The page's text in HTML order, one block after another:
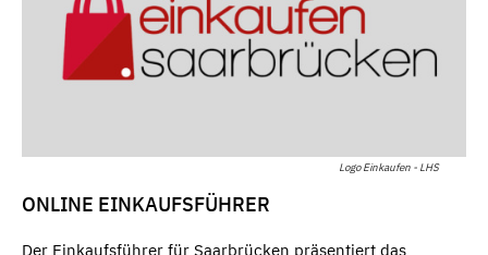
Logo Einkaufen - LHS
ONLINE EINKAUFSFÜHRER
Der Einkaufsführer für Saarbrücken präsentiert das